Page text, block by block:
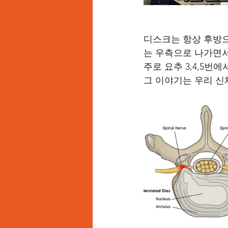
디스크는 항상 후방
는 우측으로 나가면
주로 요추 3,4,5번에
그 이야기는 우리